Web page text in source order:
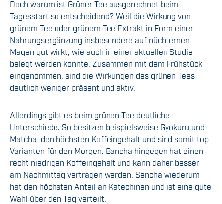
Doch warum ist Grüner Tee ausgerechnet beim
Tagesstart so entscheidend? Weil die Wirkung von
grünem Tee oder grünem Tee Extrakt in Form einer
Nahrungsergänzung insbesondere auf nüchternen
Magen gut wirkt, wie auch in einer aktuellen Studie
belegt werden konnte. Zusammen mit dem Frühstück
eingenommen, sind die Wirkungen des grünen Tees
deutlich weniger präsent und aktiv.
Allerdings gibt es beim grünen Tee deutliche
Unterschiede. So besitzen beispielsweise Gyokuru und
Matcha den höchsten Koffeingehalt und sind somit top
Varianten für den Morgen. Bancha hingegen hat einen
recht niedrigen Koffeingehalt und kann daher besser
am Nachmittag vertragen werden. Sencha wiederum
hat den höchsten Anteil an Katechinen und ist eine gute
Wahl über den Tag verteilt.